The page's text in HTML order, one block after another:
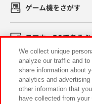
ゲーム機をさがす
スマホ・PCであそぶ
イベント・キャンペ
We collect unique
analyze our traffic and
share information about
analytics and
other information that
have collected from